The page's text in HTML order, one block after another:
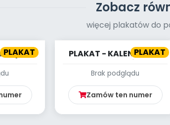
Zobacz
więcej plakatów do
PLAKAT PLAKAT
PLAKAT - KALENDARZ -
Brak podglądu
Zamów ten numer